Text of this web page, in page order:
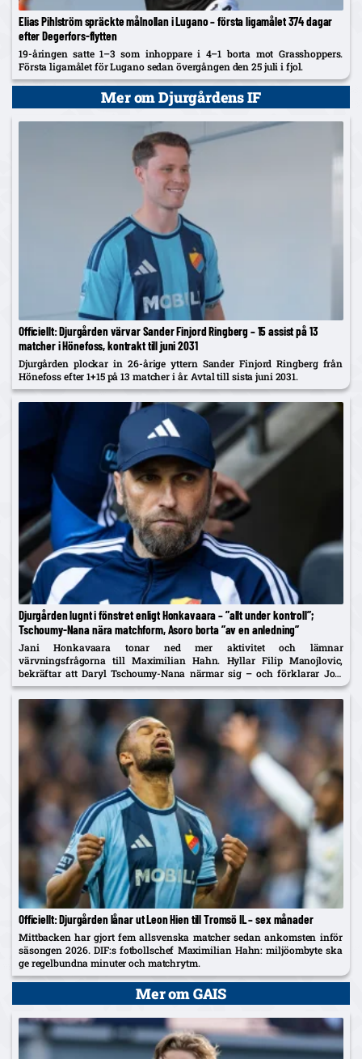
Elias Pihlström spräckte målnollan i Lugano – första ligamålet 374 dagar
efter Degerfors-flytten
19-åringen satte 1–3 som inhoppare i 4–1 borta mot Grasshoppers.
Första ligamålet för Lugano sedan övergången den 25 juli i fjol.
Mer om Djurgårdens IF
Officiellt: Djurgården värvar Sander Finjord Ringberg – 15 assist på 13
matcher i Hönefoss, kontrakt till juni 2031
Djurgården plockar in 26-årige yttern Sander Finjord Ringberg från
Hönefoss efter 1+15 på 13 matcher i år. Avtal till sista juni 2031.
Djurgården lugnt i fönstret enligt Honkavaara – ”allt under kontroll”;
Tschoumy-Nana nära matchform, Asoro borta ”av en anledning”
Jani Honkavaara tonar ned mer aktivitet och lämnar
värvningsfrågorna till Maximilian Hahn. Hyllar Filip Manojlovic,
bekräftar att Daryl Tschoumy-Nana närmar sig – och förklarar Joel
Asoros frånvaro med att han är borta "av en anledning".
Officiellt: Djurgården lånar ut Leon Hien till Tromsö IL – sex månader
Mittbacken har gjort fem allsvenska matcher sedan ankomsten inför
säsongen 2026. DIF:s fotbollschef Maximilian Hahn: miljöombyte ska
ge regelbundna minuter och matchrytm.
Mer om GAIS